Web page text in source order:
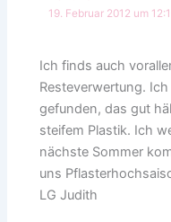
19. Februar 2012 um
Ich finds auch
Resteverwertung.
gefunden, das gut
steifem Plastik. Ich
nächste Sommer
uns
LG Judith